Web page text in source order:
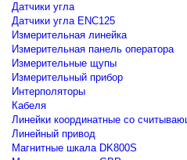
Датчики угла
Датчики угла ENC125
Измерительная линейка
Измерительная панель оператора
Измерительные щупы
Измерительный прибор
Интерполяторы
Кабеля
Линейки координатные со
Линейный привод
Магнитные шкала DK800S